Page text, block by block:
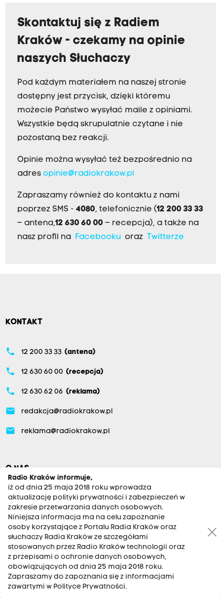
Skontaktuj się z Radiem
Kraków - czekamy na opinie
naszych Słuchaczy
Pod każdym materiałem na naszej stronie
dostępny jest przycisk, dzięki któremu
możecie Państwo wysyłać maile z opiniami.
Wszystkie będą skrupulatnie czytane i nie
pozostaną bez reakcji.
Opinie można wysyłać też bezpośrednio na
adres opinie@radiokrakow.pl
Zapraszamy również do kontaktu z nami
poprzez SMS - 4080, telefonicznie (12 200 33 33
– antena,12 630 60 00 – recepcja), a także na
nasz profil na Facebookuoraz Twitterze
KONTAKT
phone 12 200 33 33 (antena)
phone 12 630 60 00 (recepcja)
phone 12 630 62 06 (reklama)
email redakcja@radiokrakow.pl
email reklama@radiokrakow.pl
O NAS
Aktualności
Kraków
Tarnów
Małopolska Zachodnia
Nowy Sącz
Podhale
Radio Kraków informuje,
iż od dnia 25 maja 2018 roku wprowadza
aktualizację polityki prywatności i zabezpieczeń w
zakresie przetwarzania danych osobowych.
Niniejsza informacja ma na celu zapoznanie
osoby korzystające z Portalu Radia Kraków oraz
słuchaczy Radia Kraków ze szczegółami
stosowanych przez Radio Kraków technologii oraz
z przepisami o ochronie danych osobowych,
obowiązujących od dnia 25 maja 2018 roku.
Zapraszamy do zapoznania się z informacjami
zawartymi w Polityce Prywatności.